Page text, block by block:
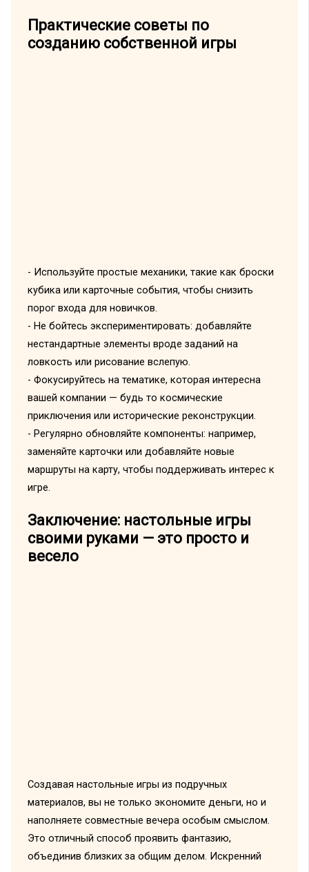
Практические советы по
созданию собственной игры
- Используйте простые механики, такие как броски
кубика или карточные события, чтобы снизить
порог входа для новичков.
- Не бойтесь экспериментировать: добавляйте
нестандартные элементы вроде заданий на
ловкость или рисование вслепую.
- Фокусируйтесь на тематике, которая интересна
вашей компании — будь то космические
приключения или исторические реконструкции.
- Регулярно обновляйте компоненты: например,
заменяйте карточки или добавляйте новые
маршруты на карту, чтобы поддерживать интерес к
игре.
Заключение: настольные игры
своими руками — это просто и
весело
Создавая настольные игры из подручных
материалов, вы не только экономите деньги, но и
наполняете совместные вечера особым смыслом.
Это отличный способ проявить фантазию,
объединив близких за общим делом. Искренний